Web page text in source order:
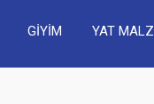
GİYİM YAT MALZ